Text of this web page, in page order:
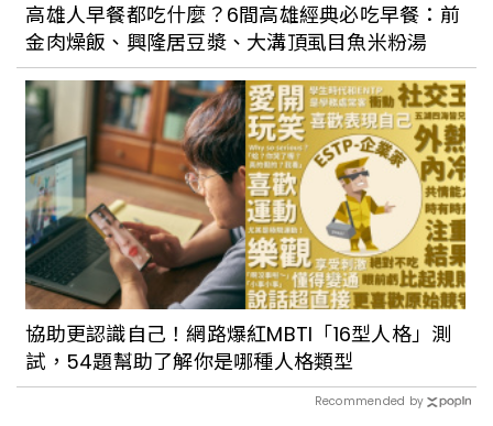
高雄人早餐都吃什麼？6間高雄經典必吃早餐：前
金肉燥飯、興隆居豆漿、大溝頂虱目魚米粉湯
協助更認識自己！網路爆紅MBTI「16型人格」測
試，54題幫助了解你是哪種人格類型
Recommended by